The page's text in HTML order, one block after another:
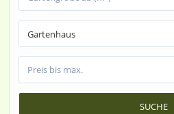
Gartenhaus
SUCHE